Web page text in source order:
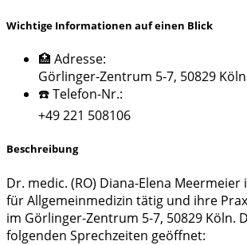
Wichtige Informationen auf einen Blick
🏥 Adresse:
Görlinger-Zentrum 5-7, 50829 Köln
☎️ Telefon-Nr.:
+49 221 508106
Beschreibung
Dr. medic. (RO) Diana-Elena Meermeier
für Allgemeinmedizin tätig und ihre
im Görlinger-Zentrum 5-7, 50829 Köln.
folgenden Sprechzeiten geöffnet: